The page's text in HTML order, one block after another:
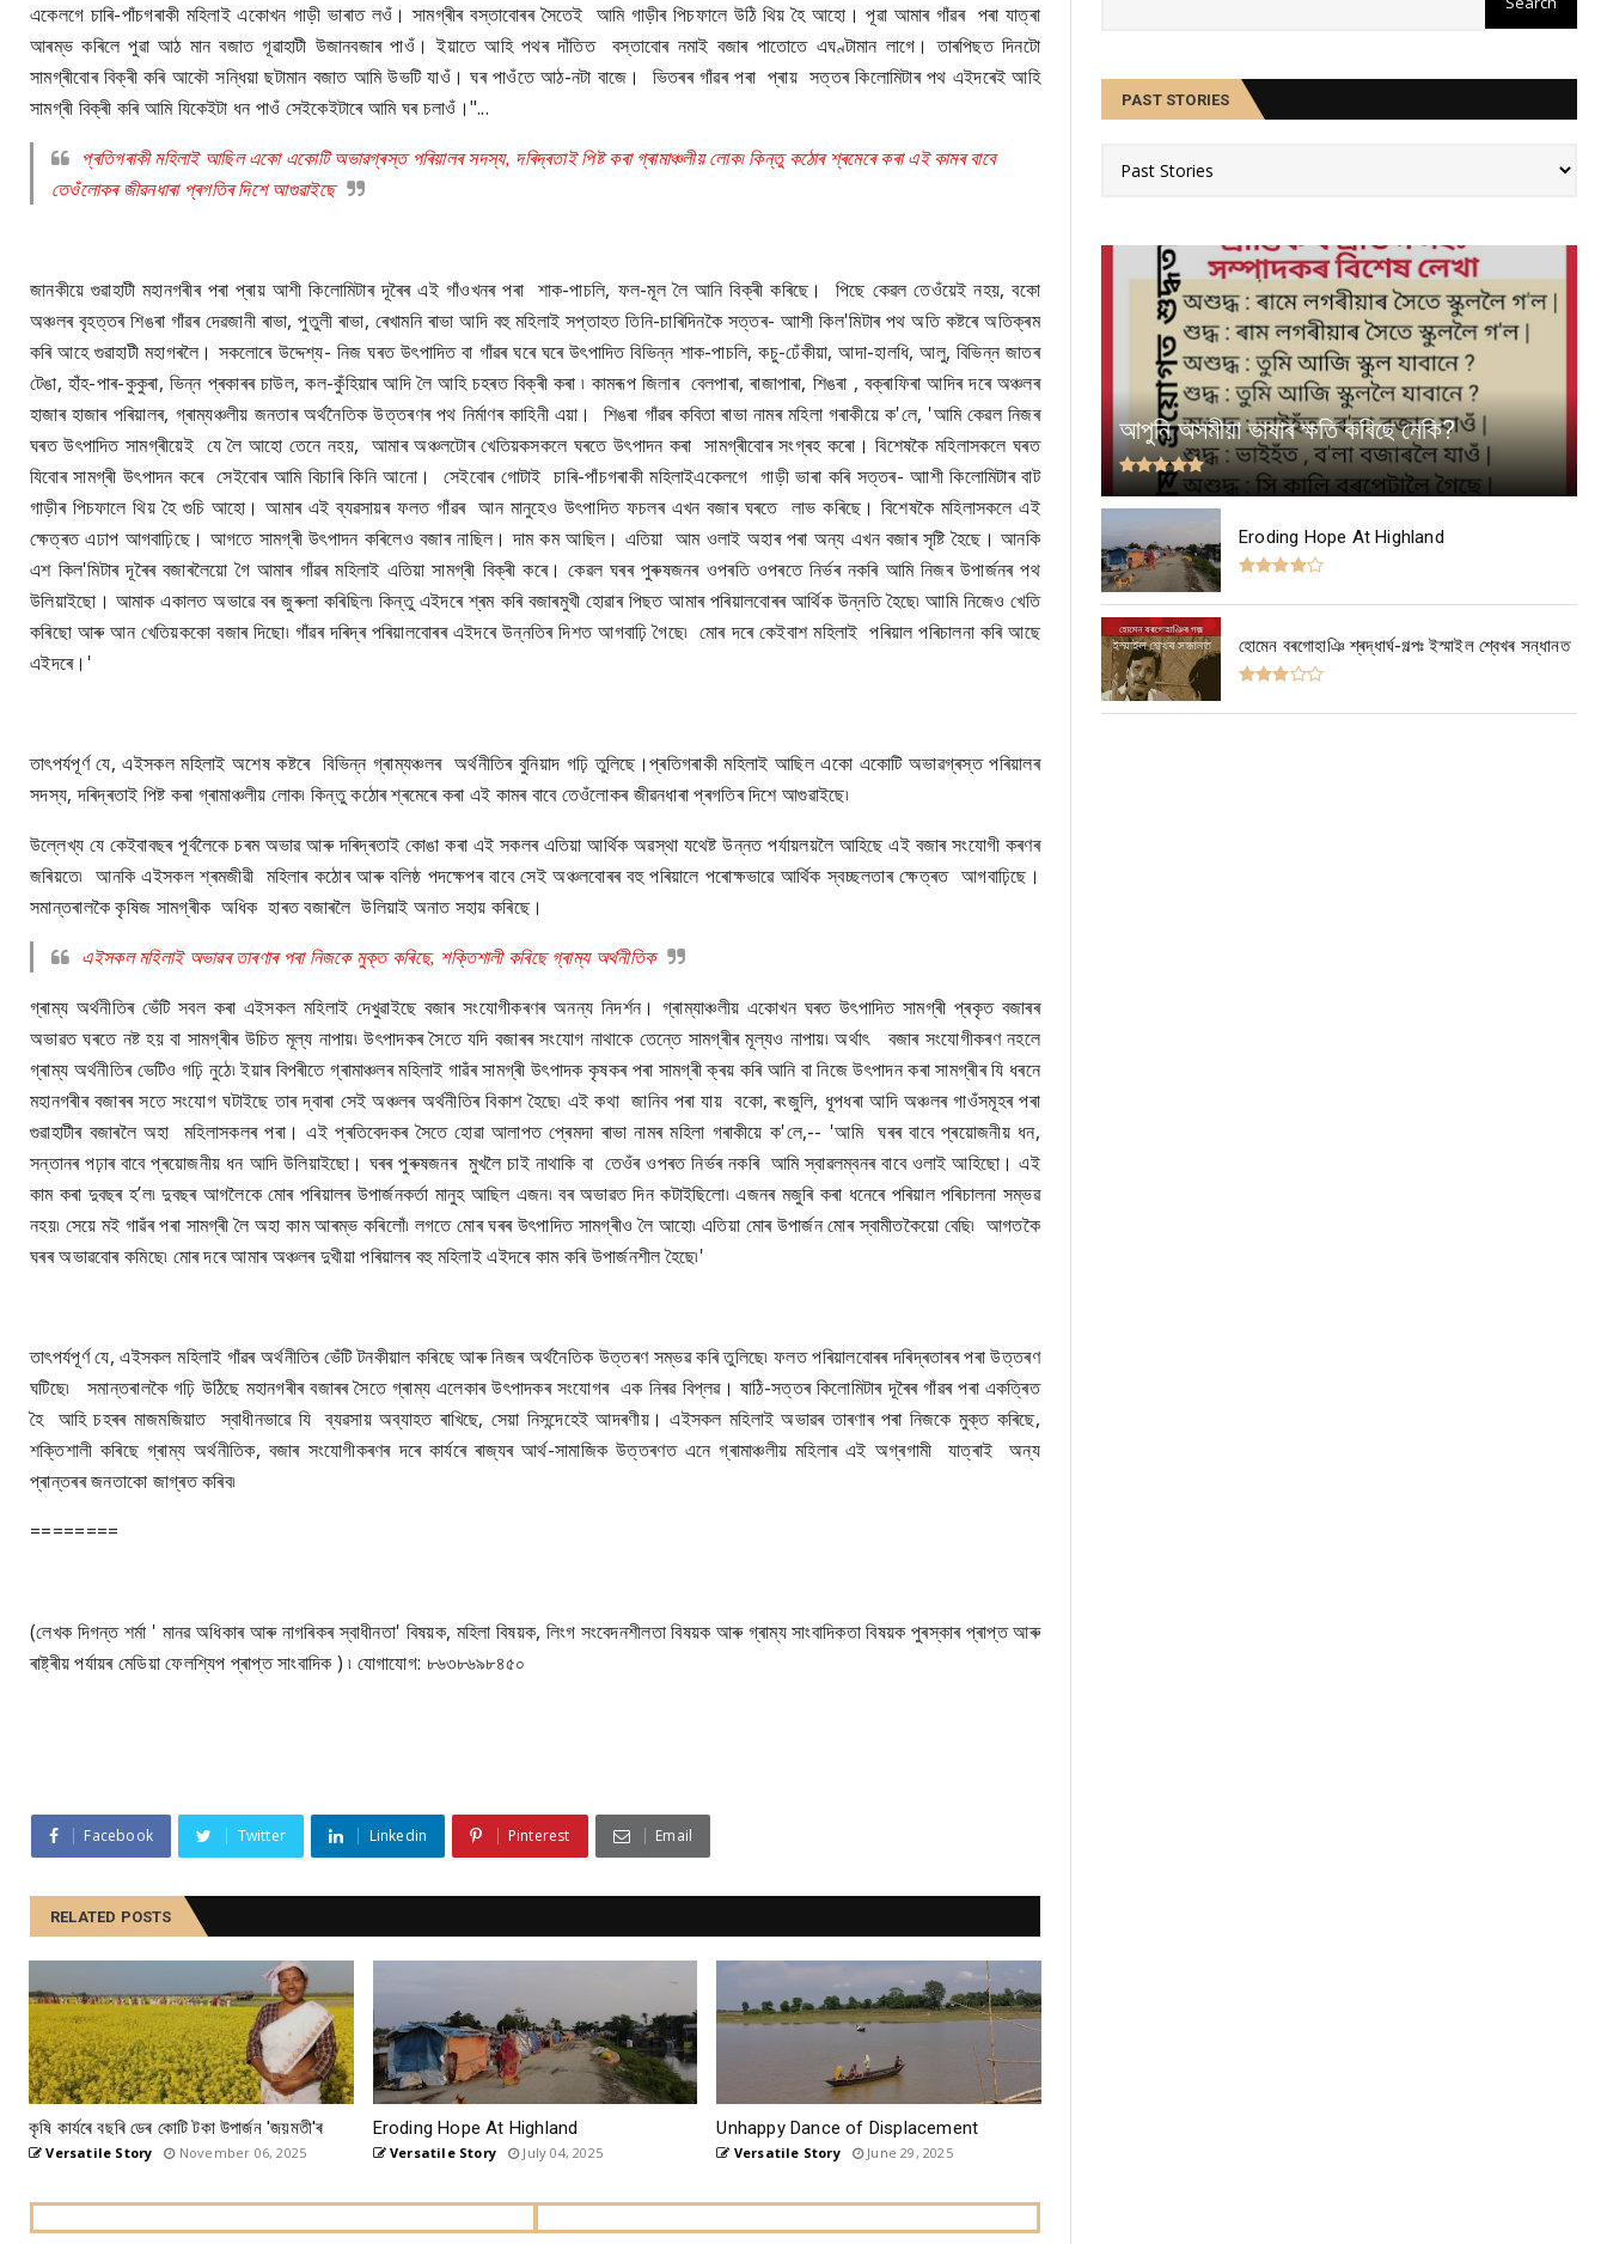
একেলগে চাৰি-পাঁচগৰাকী মহিলাই একোখন গাড়ী ভাৰাত লওঁ। সামগ্ৰীৰ বস্তাবোৰৰ সৈতেই আমি গাড়ীৰ পিচফালে উঠি থিয় হৈ আহো। পূৱা আমাৰ গাঁৱৰ পৰা যাত্ৰা
আৰম্ভ কৰিলে পুৱা আঠ মান বজাত গূৱাহাটী উজানবজাৰ পাওঁ। ইয়াতে আহি পথৰ দাঁতিত বস্তাবোৰ নমাই বজাৰ পাতোতে এঘণ্টামান লাগে। তাৰপিছত দিনটো
সামগ্ৰীবোৰ বিক্ৰী কৰি আকৌ সন্ধিয়া ছটামান বজাত আমি উভটি যাওঁ। ঘৰ পাওঁতে আঠ-নটা বাজে। ভিতৰৰ গাঁৱৰ পৰা প্ৰায় সত্তৰ কিলোমিটাৰ পথ এইদৰেই আহি
সামগ্ৰী বিক্ৰী কৰি আমি যিকেইটা ধন পাওঁ সেইকেইটাৰে আমি ঘৰ চলাওঁ।"...
প্ৰতিগৰাকী মহিলাই আছিল একো একোটি অভাৱগ্ৰস্ত পৰিয়ালৰ সদস্য, দৰিদ্ৰতাই পিষ্ট কৰা গ্ৰামাঞ্চলীয় লোক৷ কিন্তু কঠোৰ শ্ৰমেৰে কৰা এই কামৰ বাবে
তেওঁলোকৰ জীৱনধাৰা প্ৰগতিৰ দিশে আগুৱাইছে
জানকীয়ে গুৱাহাটী মহানগৰীৰ পৰা প্ৰায় আশী কিলোমিটাৰ দূৰৈৰ এই গাঁওখনৰ পৰা শাক-পাচলি, ফল-মূল লৈ আনি বিক্ৰী কৰিছে। পিছে কেৱল তেওঁয়েই নহয়, বকো
অঞ্চলৰ বৃহত্তৰ শিঙৰা গাঁৱৰ দেৱজানী ৰাভা, পুতুলী ৰাভা, ৰেখামনি ৰাভা আদি বহু মহিলাই সপ্তাহত তিনি-চাৰিদিনকৈ সত্তৰ- আাশী কিল'মিটাৰ পথ অতি কষ্টৰে অতিক্ৰম
কৰি আহে গুৱাহাটী মহাগৰলৈ। সকলোৰে উদ্দেশ্য- নিজ ঘৰত উৎপাদিত বা গাঁৱৰ ঘৰে ঘৰে উৎপাদিত বিভিন্ন শাক-পাচলি, কচু-ঢেঁকীয়া, আদা-হালধি, আলু, বিভিন্ন জাতৰ
টেঙা, হাঁহ-পাৰ-কুকুৰা, ভিন্ন প্ৰকাৰৰ চাউল, কল-কুঁহিয়াৰ আদি লৈ আহি চহৰত বিক্ৰী কৰা ৷ কামৰূপ জিলাৰ বেলপাৰা, ৰাজাপাৰা, শিঙৰা , বক্ৰাফিৰা আদিৰ দৰে অঞ্চলৰ
হাজাৰ হাজাৰ পৰিয়ালৰ, গ্ৰাম্যঞ্চলীয় জনতাৰ অৰ্থনৈতিক উত্তৰণৰ পথ নিৰ্মাণৰ কাহিনী এয়া। শিঙৰা গাঁৱৰ কবিতা ৰাভা নামৰ মহিলা গৰাকীয়ে ক'লে, 'আমি কেৱল নিজৰ
ঘৰত উৎপাদিত সামগ্ৰীয়েই যে লৈ আহো তেনে নহয়, আমাৰ অঞ্চলটোৰ খেতিয়কসকলে ঘৰতে উৎপাদন কৰা সামগ্ৰীবোৰ সংগ্ৰহ কৰো। বিশেষকৈ মহিলাসকলে ঘৰত
যিবোৰ সামগ্ৰী উৎপাদন কৰে সেইবোৰ আমি বিচাৰি কিনি আনো। সেইবোৰ গোটাই চাৰি-পাঁচগৰাকী মহিলাইএকেলগে গাড়ী ভাৰা কৰি সত্তৰ- আাশী কিলোমিটাৰ বাট
গাড়ীৰ পিচফালে থিয় হৈ গুচি আহো। আমাৰ এই ব্যৱসায়ৰ ফলত গাঁৱৰ আন মানুহেও উৎপাদিত ফচলৰ এখন বজাৰ ঘৰতে লাভ কৰিছে। বিশেষকৈ মহিলাসকলে এই
ক্ষেত্ৰত এঢাপ আগবাঢ়িছে। আগতে সামগ্ৰী উৎপাদন কৰিলেও বজাৰ নাছিল। দাম কম আছিল। এতিয়া আম ওলাই অহাৰ পৰা অন্য এখন বজাৰ সৃষ্টি হৈছে। আনকি
এশ কিল'মিটাৰ দূৰৈৰ বজাৰলৈয়ো গৈ আমাৰ গাঁৱৰ মহিলাই এতিয়া সামগ্ৰী বিক্ৰী কৰে। কেৱল ঘৰৰ পুৰুষজনৰ ওপৰতি ওপৰতে নিৰ্ভৰ নকৰি আমি নিজৰ উপাৰ্জনৰ পথ
উলিয়াইছো। আমাক একালত অভাৱে বৰ জুৰুলা কৰিছিল৷ কিন্তু এইদৰে শ্ৰম কৰি বজাৰমুখী হোৱাৰ পিছত আমাৰ পৰিয়ালবোৰৰ আৰ্থিক উন্নতি হৈছে৷ আামি নিজেও খেতি
কৰিছো আৰু আন খেতিয়ককো বজাৰ দিছো৷ গাঁৱৰ দৰিদ্ৰ পৰিয়ালবোৰৰ এইদৰে উন্নতিৰ দিশত আগবাঢ়ি গৈছে৷ মোৰ দৰে কেইবাশ মহিলাই পৰিয়াল পৰিচালনা কৰি আছে
এইদৰে।'
তাৎপৰ্যপূৰ্ণ যে, এইসকল মহিলাই অশেষ কষ্টৰে বিভিন্ন গ্ৰাম্যঞ্চলৰ অৰ্থনীতিৰ বুনিয়াদ গঢ়ি তুলিছে।প্ৰতিগৰাকী মহিলাই আছিল একো একোটি অভাৱগ্ৰস্ত পৰিয়ালৰ
সদস্য, দৰিদ্ৰতাই পিষ্ট কৰা গ্ৰামাঞ্চলীয় লোক৷ কিন্তু কঠোৰ শ্ৰমেৰে কৰা এই কামৰ বাবে তেওঁলোকৰ জীৱনধাৰা প্ৰগতিৰ দিশে আগুৱাইছে৷
উল্লেখ্য যে কেইবাবছৰ পূৰ্বলৈকে চৰম অভাৱ আৰু দৰিদ্ৰতাই কোঙা কৰা এই সকলৰ এতিয়া আৰ্থিক অৱস্থা যথেষ্ট উন্নত পৰ্যায়লয়লৈ আহিছে এই বজাৰ সংযোগী কৰণৰ
জৰিয়তে৷ আনকি এইসকল শ্ৰমজীৱী মহিলাৰ কঠোৰ আৰু বলিষ্ঠ পদক্ষেপৰ বাবে সেই অঞ্চলবোৰৰ বহু পৰিয়ালে পৰোক্ষভাৱে আৰ্থিক স্বচ্ছলতাৰ ক্ষেত্ৰত আগবাঢ়িছে।
সমান্তৰালকৈ কৃষিজ সামগ্ৰীক অধিক হাৰত বজাৰলৈ উলিয়াই অনাত সহায় কৰিছে।
এইসকল মহিলাই অভাৱৰ তাৰণাৰ পৰা নিজকে মুক্ত কৰিছে, শক্তিশালী কৰিছে গ্ৰাম্য অৰ্থনীতিক
গ্ৰাম্য অৰ্থনীতিৰ ভেঁটি সবল কৰা এইসকল মহিলাই দেখুৱাইছে বজাৰ সংযোগীকৰণৰ অনন্য নিদৰ্শন। গ্ৰাম্যাঞ্চলীয় একোখন ঘৰত উৎপাদিত সামগ্ৰী প্ৰকৃত বজাৰৰ
অভাৱত ঘৰতে নষ্ট হয় বা সামগ্ৰীৰ উচিত মূল্য নাপায়৷ উৎপাদকৰ সৈতে যদি বজাৰৰ সংযোগ নাথাকে তেন্তে সামগ্ৰীৰ মূল্যও নাপায়৷ অৰ্থাৎ বজাৰ সংযোগীকৰণ নহলে
গ্ৰাম্য অৰ্থনীতিৰ ভেটিও গঢ়ি নুঠে৷ ইয়াৰ বিপৰীতে গ্ৰামাঞ্চলৰ মহিলাই গাৱঁৰ সামগ্ৰী উৎপাদক কৃষকৰ পৰা সামগ্ৰী ক্ৰয় কৰি আনি বা নিজে উৎপাদন কৰা সামগ্ৰীৰ যি ধৰনে
মহানগৰীৰ বজাৰৰ সতে সংযোগ ঘটাইছে তাৰ দ্বাৰা সেই অঞ্চলৰ অৰ্থনীতিৰ বিকাশ হৈছে৷ এই কথা জানিব পৰা যায় বকো, ৰংজুলি, ধূপধৰা আদি অঞ্চলৰ গাওঁসমূহৰ পৰা
গুৱাহাটীৰ বজাৰলৈ অহা মহিলাসকলৰ পৰা। এই প্ৰতিবেদকৰ সৈতে হোৱা আলাপত প্ৰেমদা ৰাভা নামৰ মহিলা গৰাকীয়ে ক'লে,-- 'আমি ঘৰৰ বাবে প্ৰয়োজনীয় ধন,
সন্তানৰ পঢ়াৰ বাবে প্ৰয়োজনীয় ধন আদি উলিয়াইছো। ঘৰৰ পুৰুষজনৰ মুখলৈ চাই নাথাকি বা তেওঁৰ ওপৰত নিৰ্ভৰ নকৰি আমি স্বাৱলম্বনৰ বাবে ওলাই আহিছো। এই
কাম কৰা দুবছৰ হ’ল৷ দুবছৰ আগলৈকে মোৰ পৰিয়ালৰ উপাৰ্জনকৰ্তা মানুহ আছিল এজন৷ বৰ অভাৱত দিন কটাইছিলো৷ এজনৰ মজুৰি কৰা ধনেৰে পৰিয়াল পৰিচালনা সম্ভৱ
নহয়৷ সেয়ে মই গাৱঁৰ পৰা সামগ্ৰী লৈ অহা কাম আৰম্ভ কৰিলোঁ৷ লগতে মোৰ ঘৰৰ উৎপাদিত সামগ্ৰীও লৈ আহো৷ এতিয়া মোৰ উপাৰ্জন মোৰ স্বামীতকৈয়ো বেছি৷ আগতকৈ
ঘৰৰ অভাৱবোৰ কমিছে৷ মোৰ দৰে আমাৰ অঞ্চলৰ দুখীয়া পৰিয়ালৰ বহু মহিলাই এইদৰে কাম কৰি উপাৰ্জনশীল হৈছে৷'
তাৎপৰ্যপূৰ্ণ যে, এইসকল মহিলাই গাঁৱৰ অৰ্থনীতিৰ ভেঁটি টনকীয়াল কৰিছে আৰু নিজৰ অৰ্থনৈতিক উত্তৰণ সম্ভৱ কৰি তুলিছে৷ ফলত পৰিয়ালবোৰৰ দৰিদ্ৰতাৰৰ পৰা উত্তৰণ
ঘটিছে৷ সমান্তৰালকৈ গঢ়ি উঠিছে মহানগৰীৰ বজাৰৰ সৈতে গ্ৰাম্য এলেকাৰ উৎপাদকৰ সংযোগৰ এক নিৰৱ বিপ্লৱ। ষাঠি-সত্তৰ কিলোমিটাৰ দূৰৈৰ গাঁৱৰ পৰা একত্ৰিত
হৈ আহি চহৰৰ মাজমজিয়াত স্বাধীনভাৱে যি ব্যৱসায় অব্যাহত ৰাখিছে, সেয়া নিসন্দেহেই আদৰণীয়। এইসকল মহিলাই অভাৱৰ তাৰণাৰ পৰা নিজকে মুক্ত কৰিছে,
শক্তিশালী কৰিছে গ্ৰাম্য অৰ্থনীতিক, বজাৰ সংযোগীকৰণৰ দৰে কাৰ্যৰে ৰাজ্যৰ আৰ্থ-সামাজিক উত্তৰণত এনে গ্ৰামাঞ্চলীয় মহিলাৰ এই অগ্ৰগামী যাত্ৰাই অন্য
প্ৰান্তৰৰ জনতাকো জাগ্ৰত কৰিব৷
========
(লেখক দিগন্ত শৰ্মা ' মানৱ অধিকাৰ আৰু নাগৰিকৰ স্বাধীনতা' বিষয়ক, মহিলা বিষয়ক, লিংগ সংবেদনশীলতা বিষয়ক আৰু গ্ৰাম্য সাংবাদিকতা বিষয়ক পুৰস্কাৰ প্ৰাপ্ত আৰু
ৰাষ্ট্ৰীয় পৰ্যায়ৰ মেডিয়া ফেলশ্যিপ প্ৰাপ্ত সাংবাদিক ) ৷ যোগাযোগ: ৮৬৩৮৬৯৮৪৫০
Facebook Twitter Linkedin Pinterest Email
RELATED POSTS
কৃষি কাৰ্যৰে বছৰি ডেৰ কোটি টকা উপার্জন 'জয়মতী'ৰ
Versatile Story November 06, 2025
Eroding Hope At Highland
Versatile Story July 04, 2025
Unhappy Dance of Displacement
Versatile Story June 29, 2025
PAST STORIES
আপুনি অসমীয়া ভাষাৰ ক্ষতি কৰিছে নেকি?
Eroding Hope At Highland
হোমেন বৰগোহাঞি শ্ৰদ্ধাৰ্ঘ-গল্পঃ ইস্মাইল শ্বেখৰ সন্ধানত